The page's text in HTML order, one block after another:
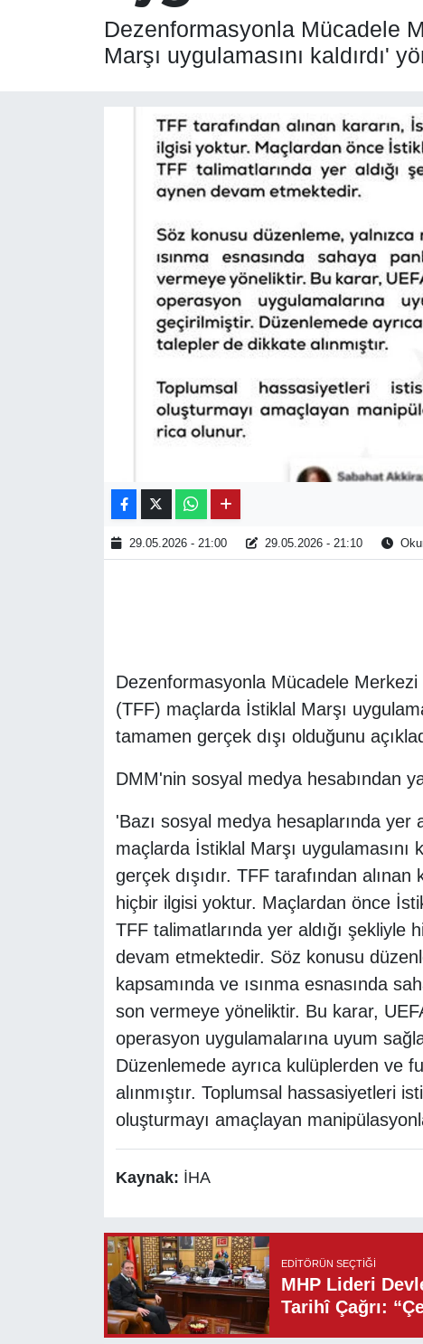
Dezenformasyonla Mücadele
Marşı uygulamasını kaldırdı'
29.05.2026 - 21:00 29.05.2026 - 21:10
Dezenformasyonla Mücadele
(TFF) maçlarda İstiklal Marşı
tamamen gerçek dışı olduğunu
DMM'nin sosyal medya hesabından
'Bazı sosyal medya hesaplarında
maçlarda İstiklal Marşı uygulamasını
gerçek dışıdır. TFF tarafından
hiçbir ilgisi yoktur. Maçlardan önce
TFF talimatlarında yer aldığı şekliyle
devam etmektedir. Söz konusu
kapsamında ve ısınma esnasında
son vermeye yöneliktir. Bu karar,
operasyon uygulamalarına uyum
Düzenlemede ayrıca kulüplerden ve
alınmıştır. Toplumsal hassasiyetleri
oluşturmayı amaçlayan
Kaynak: İHA
EDITÖRÜN SEÇTIĞI
MHP Lideri
Tarihî Çağrı:
BİLİM - TEKNOLOJİ
KÜLTÜR SANAT